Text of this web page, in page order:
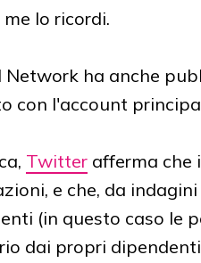
lo ricordi.
Network ha anche
con l'account
Twitter afferma che
e che, da
(in questo caso le
dai propri